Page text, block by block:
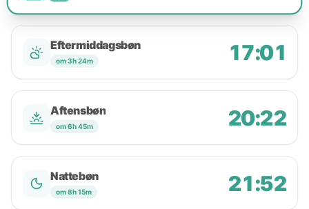
Eftermiddagsbøn
om 3h 24m 17:01
Aftensbøn
om 6h 45m 20:22
Nattebøn
om 8h 15m 21:52